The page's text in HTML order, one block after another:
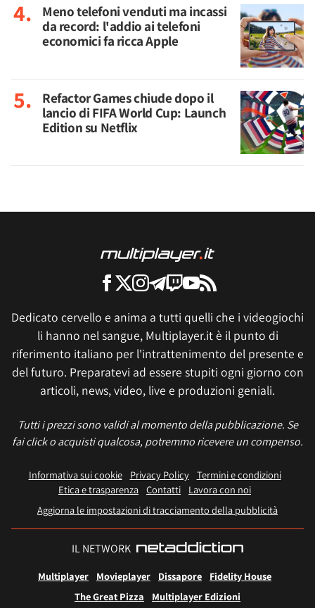
Meno telefoni venduti ma incassi
da record: l'addio ai telefoni
economici fa ricca Apple
Refactor Games chiude dopo il
lancio di FIFA World Cup: Launch
Edition su Netflix
Dedicato cervello e anima a tutti quelli che i videogiochi
li hanno nel sangue, Multiplayer.it è il punto di
riferimento italiano per l'intrattenimento del presente e
del futuro. Preparatevi ad essere stupiti ogni giorno con
articoli, news, video, live e produzioni geniali.
Tutti i prezzi sono validi al momento della pubblicazione. Se
fai click o acquisti qualcosa, potremmo ricevere un compenso.
Informativa sui cookie Privacy Policy
Termini e condizioni
Etica e trasparenza Contatti
Lavora con noi
Aggiorna le impostazioni di tracciamento della pubblicità
IL NETWORK
Multiplayer Movieplayer Dissapore
Fidelity House
The Great Pizza
Multiplayer Edizioni